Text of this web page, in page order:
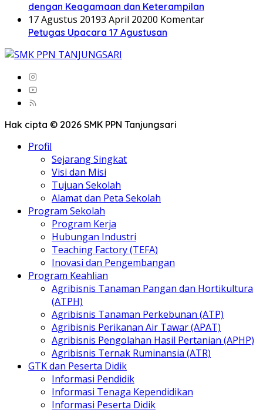
dengan Keagamaan dan Keterampilan
17 Agustus 20193 April 20200 Komentar
Petugas Upacara 17 Agustusan
Hak cipta © 2026 SMK PPN Tanjungsari
Profil
Sejarang Singkat
Visi dan Misi
Tujuan Sekolah
Alamat dan Peta Sekolah
Program Sekolah
Program Kerja
Hubungan Industri
Teaching Factory (TEFA)
Inovasi dan Pengembangan
Program Keahlian
Agribisnis Tanaman Pangan dan Hortikultura
(ATPH)
Agribisnis Tanaman Perkebunan (ATP)
Agribisnis Perikanan Air Tawar (APAT)
Agribisnis Pengolahan Hasil Pertanian (APHP)
Agribisnis Ternak Ruminansia (ATR)
GTK dan Peserta Didik
Informasi Pendidik
Informasi Tenaga Kependidikan
Informasi Peserta Didik